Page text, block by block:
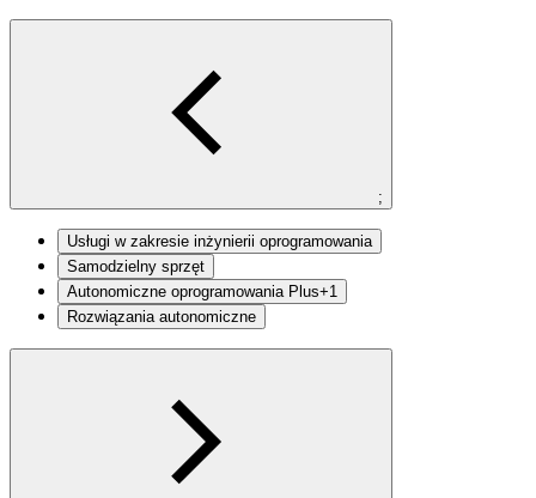
;
Usługi w zakresie inżynierii oprogramowania
Samodzielny sprzęt
Autonomiczne oprogramowania Plus+1
Rozwiązania autonomiczne